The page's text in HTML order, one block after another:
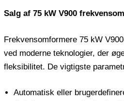
Salg af 75 kW V900
Frekvensomformere 75 kW
ved moderne teknologier, der
fleksibilitet. De vigtigste
Automatisk eller